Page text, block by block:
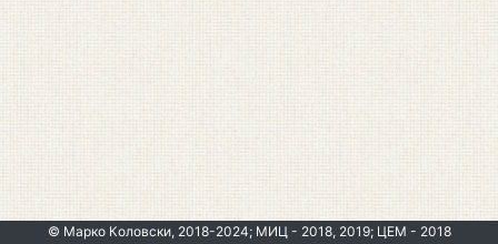
© Марко Коловски, 2018-2024; МИЦ - 2018, 2019; ЦЕМ - 2018